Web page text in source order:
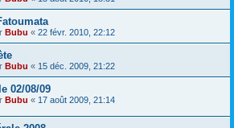
Bubu « 22 févr. 2010, 22:12
Bubu « 15 déc. 2009, 21:22
02/08/09
Bubu « 17 août 2009, 21:14